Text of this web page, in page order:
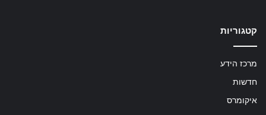
קטגוריות
מרכז הידע
חדשות
איקומרס